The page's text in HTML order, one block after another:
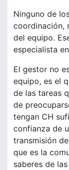
Ninguno de
coordinación,
del equipo.
especialista
El gestor no
equipo, es el
de las tareas
de
tengan CH
confianza de
transmisión
que es la
saberes de